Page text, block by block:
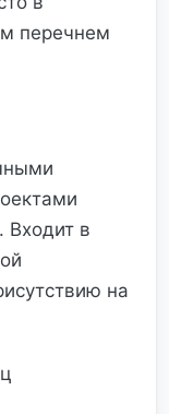
перечнем
Входит в
на